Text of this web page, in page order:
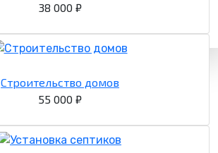
часть для удобства
38 000 ₽
Строительство домов
55 000 ₽